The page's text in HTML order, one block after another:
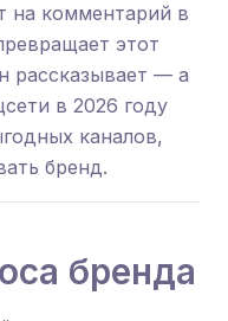
на комментарий в
этот
рассказывает — а
в 2026 году
каналов,
бренд.
бренда